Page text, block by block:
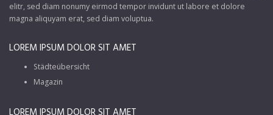
elitr, sed diam nonumy eirmod tempor invidunt ut labore et dolore
magna aliquyam erat, sed diam voluptua.
LOREM IPSUM DOLOR SIT AMET
Städteübersicht
Magazin